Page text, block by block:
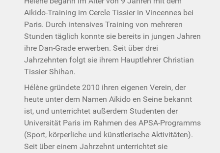
Aikido-Training im Cercle Tissier in Vincennes bei
Paris. Durch intensives Training von mehreren
Stunden täglich konnte sie bereits in jungen Jahren
ihre Dan-Grade erwerben. Seit über drei
Jahrzehnten folgt sie ihrem Hauptlehrer Christian
Tissier Shihan.
Hélène gründete 2010 ihren eigenen Verein, der
heute unter dem Namen Aïkido en Seine bekannt
ist, und unterrichtet außerdem Studenten der
Universität Paris im Rahmen des APSA-Programms
(Sport, körperliche und künstlerische Aktivitäten).
Seit über einem Jahrzehnt unterrichtet sie